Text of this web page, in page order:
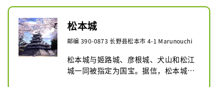
松本城
邮编 390-0873 长野县松本市 4-1 Marunouchi
松本城与姬路城、彦根城、犬山和松江
城一同被指定为国宝。据信，松本城的